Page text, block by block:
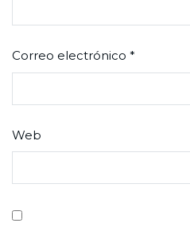
Correo electrónico *
Web